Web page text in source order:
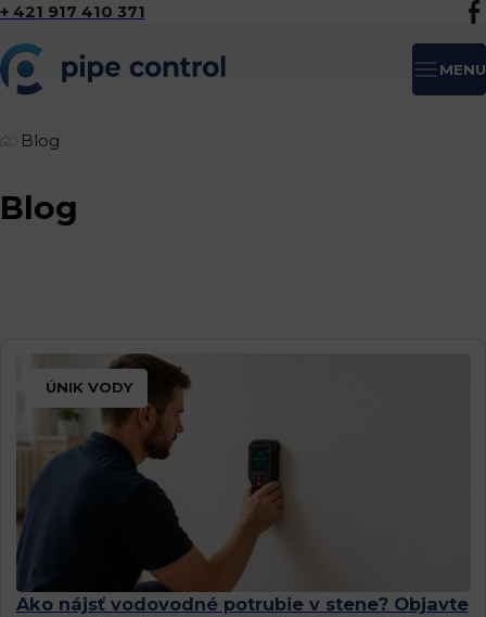
+ 421 917 410 371
MENU
Blog
Blog
ÚNIK VODY
Ako nájsť vodovodné potrubie v stene? Objavte